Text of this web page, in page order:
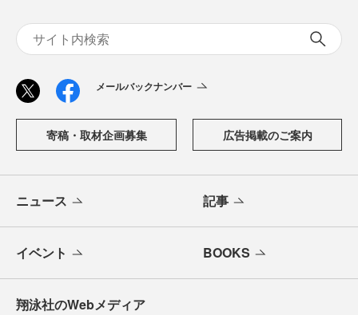
メールバックナンバー
寄稿・取材企画募集 広告掲載のご案内
ニュース 記事
イベント BOOKS
翔泳社のWebメディア